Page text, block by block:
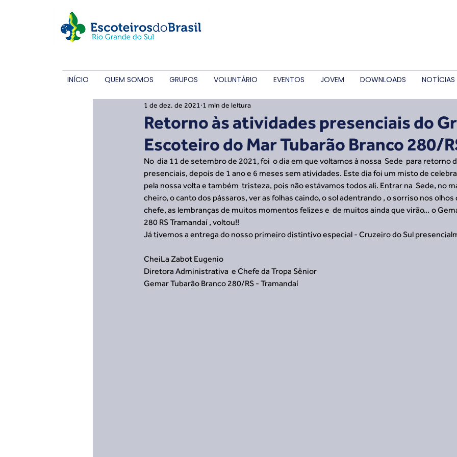
INÍCIO QUEM SOMOS GRUPOS VOLUNTÁRIO EVENTOS JOVEM DOWNLOADS NOTÍCIAS
Retorno às atividades presenciais do
Escoteiro do Mar Tubarão Branco 280/
1 de dez. de 2021 1 min de leitura
No  dia 11 de setembro de 2021, foi  o dia em que voltamos à nossa  Sede  para retorno
presenciais, depois de 1 ano e 6 meses sem atividades. Este dia foi um misto de
pela nossa volta e também  tristeza, pois não estávamos todos ali. Entrar na  Sede, no
cheiro, o canto dos pássaros, ver as folhas caindo, o sol adentrando , o sorriso nos olhos
chefe, as lembranças de muitos momentos felizes e  de muitos ainda que virão… o
280 RS Tramandaí , voltou!!
Já tivemos a entrega do nosso primeiro distintivo especial - Cruzeiro do Sul
CheiLa Zabot Eugenio
Diretora Administrativa  e Chefe da Tropa Sênior
Gemar Tubarão Branco 280/RS - Tramandaí